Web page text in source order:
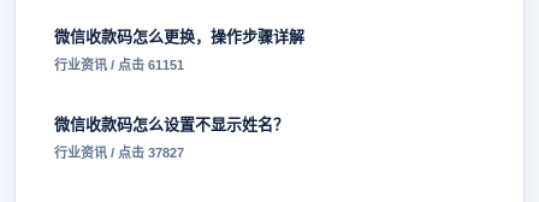
微信收款码怎么更换，操作步骤详解
行业资讯 / 点击 61151
微信收款码怎么设置不显示姓名？
行业资讯 / 点击 37827